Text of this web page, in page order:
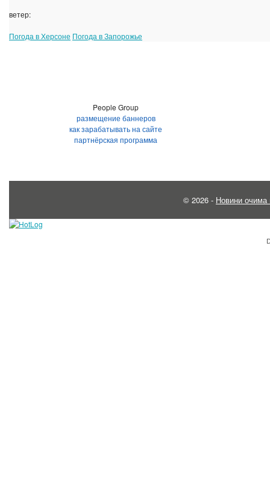
ветер:
Погода в Херсоне Погода в Запорожье
People Group
размещение баннеров
как зарабатывать на сайте
партнёрская программа
© 2026 - Новини очима